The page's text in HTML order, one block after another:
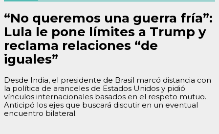
“No queremos una guerra fría”:
Lula le pone límites a Trump y
reclama relaciones “de
iguales”
Desde India, el presidente de Brasil marcó distancia con
la política de aranceles de Estados Unidos y pidió
vínculos internacionales basados en el respeto mutuo.
Anticipó los ejes que buscará discutir en un eventual
encuentro bilateral.